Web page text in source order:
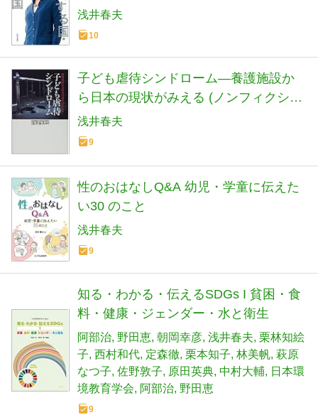
浅井春夫
10
子ども虐待シンドローム―養護施設か
ら日本の現状がみえる (ノンフィクショ
ンブックス)
浅井春夫
9
性のおはなしQ&A 幼児・学童に伝えた
い30 のこと
浅井春夫
9
知る・わかる・伝えるSDGs I 貧困・食
料・健康・ジェンダー・水と衛生
阿部治 野田恵 朝岡幸彦 浅井春夫 栗林知絵
子 西村和代 定森徹 栗本知子 林美帆 萩原
なつ子 佐野敦子 原田英典 中村大輔
日本環
境教育学会
阿部治 野田恵
9